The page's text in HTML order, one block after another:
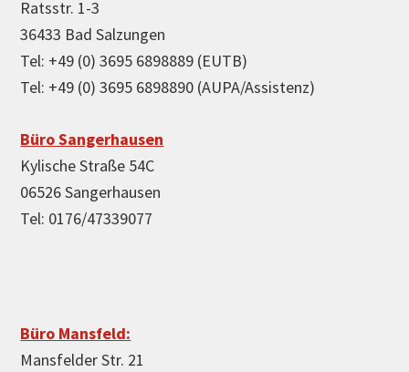
Ratsstr. 1-3
36433 Bad Salzungen
Tel: +49 (0) 3695 6898889 (EUTB)
Tel: +49 (0) 3695 6898890 (AUPA/Assistenz)
Büro Sangerhausen
Kylische Straße 54C
06526 Sangerhausen
Tel: 0176/47339077
Büro Mansfeld:
Mansfelder Str. 21